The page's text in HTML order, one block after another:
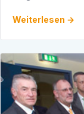
Weiterlesen →